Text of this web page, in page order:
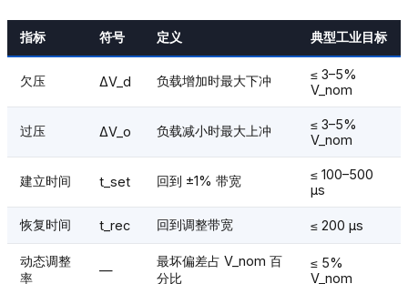
指标 符号 定义 典型工业目标
欠压 ΔV_d 负载增加时最大下冲
≤ 3–5%
V_nom
过压 ΔV_o 负载减小时最大上冲
≤ 3–5%
V_nom
建立时间 t_set 回到 ±1% 带宽
≤ 100–500
µs
恢复时间 t_rec 回到调整带宽 ≤ 200 µs
动态调整
率
—
最坏偏差占 V_nom 百
分比
≤ 5%
V_nom